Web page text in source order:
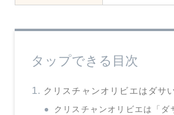
タップできる目次
クリスチャンオリビエはダサ
クリスチャンオリビエは「ダ